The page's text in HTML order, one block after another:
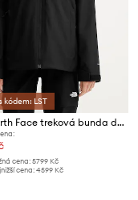
kódem: LST
The North Face treková bunda dámská QUEST
cena:5799 Kč
cena:4599 Kč